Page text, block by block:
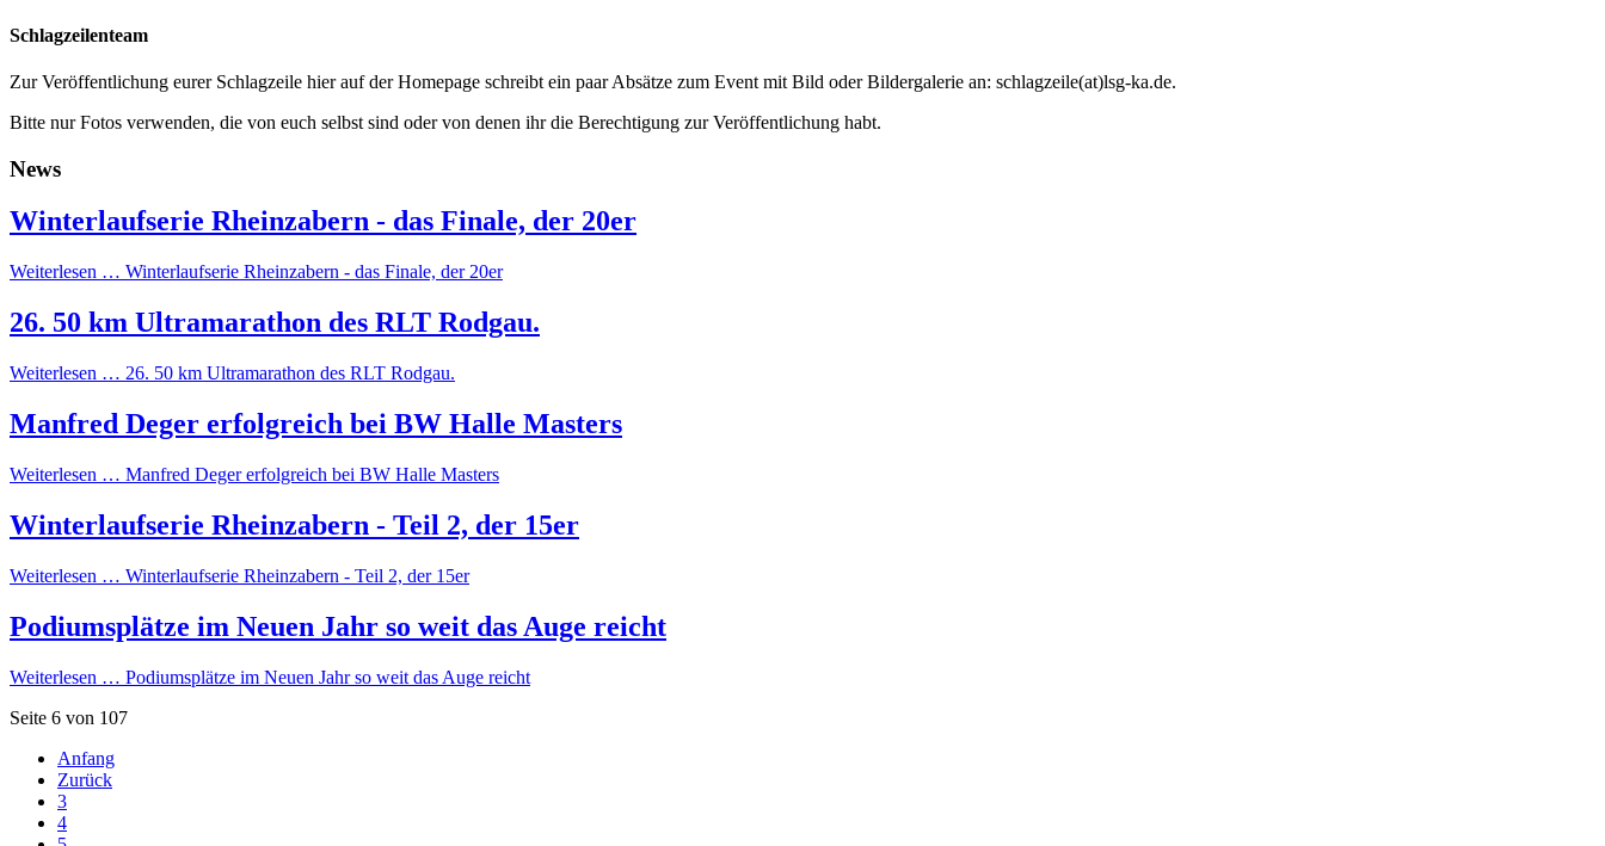
Schlagzeilenteam
Zur Veröffentlichung eurer Schlagzeile hier auf der Homepage schreibt ein paar Absätze zum Event mit Bild oder Bildergalerie an: schlagzeile(at)lsg-ka.de.
Bitte nur Fotos verwenden, die von euch selbst sind oder von denen ihr die Berechtigung zur Veröffentlichung habt.
News
Winterlaufserie Rheinzabern - das Finale, der 20er
Weiterlesen … Winterlaufserie Rheinzabern - das Finale, der 20er
26. 50 km Ultramarathon des RLT Rodgau.
Weiterlesen … 26. 50 km Ultramarathon des RLT Rodgau.
Manfred Deger erfolgreich bei BW Halle Masters
Weiterlesen … Manfred Deger erfolgreich bei BW Halle Masters
Winterlaufserie Rheinzabern - Teil 2, der 15er
Weiterlesen … Winterlaufserie Rheinzabern - Teil 2, der 15er
Podiumsplätze im Neuen Jahr so weit das Auge reicht
Weiterlesen … Podiumsplätze im Neuen Jahr so weit das Auge reicht
Seite 6 von 107
Anfang
Zurück
3
4